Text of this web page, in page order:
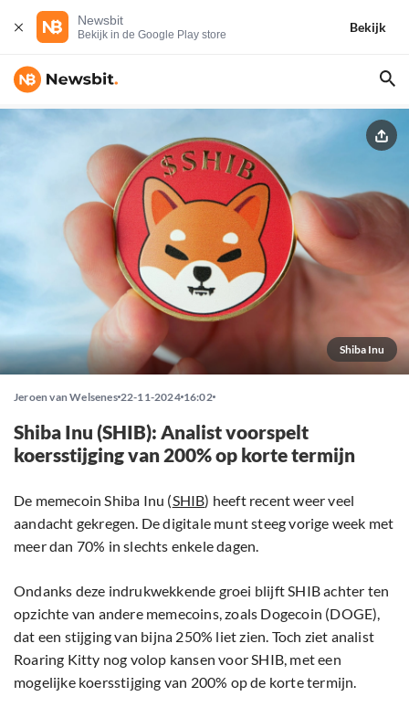
Newsbit
Bekijk in de Google Play store
Bekijk
Shiba Inu
Jeroen van Welsenes 22-11-2024 16:02
Shiba Inu (SHIB): Analist voorspelt
koersstijging van 200% op korte termijn
De memecoin Shiba Inu (SHIB) heeft recent weer veel
aandacht gekregen. De digitale munt steeg vorige week met
meer dan 70% in slechts enkele dagen.
Ondanks deze indrukwekkende groei blijft SHIB achter ten
opzichte van andere memecoins, zoals Dogecoin (DOGE),
dat een stijging van bijna 250% liet zien. Toch ziet analist
Roaring Kitty nog volop kansen voor SHIB, met een
mogelijke koersstijging van 200% op de korte termijn.